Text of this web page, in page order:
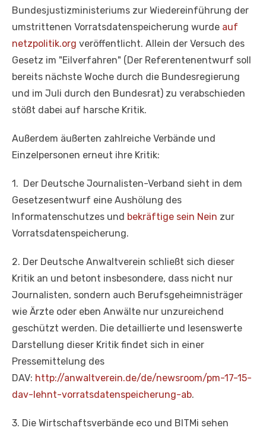
Bundesjustizministeriums zur Wiedereinführung der
umstrittenen Vorratsdatenspeicherung wurde auf
netzpolitik.org veröffentlicht. Allein der Versuch des
Gesetz im "Eilverfahren" (Der Referentenentwurf soll
bereits nächste Woche durch die Bundesregierung
und im Juli durch den Bundesrat) zu verabschieden
stößt dabei auf harsche Kritik.
Außerdem äußerten zahlreiche Verbände und
Einzelpersonen erneut ihre Kritik:
1. Der Deutsche Journalisten-Verband sieht in dem
Gesetzesentwurf eine Aushölung des
Informatenschutzes und bekräftige sein Nein zur
Vorratsdatenspeicherung.
2. Der Deutsche Anwaltverein schließt sich dieser
Kritik an und betont insbesondere, dass nicht nur
Journalisten, sondern auch Berufsgeheimnisträger
wie Ärzte oder eben Anwälte nur unzureichend
geschützt werden. Die detaillierte und lesenswerte
Darstellung dieser Kritik findet sich in einer
Pressemittelung des
DAV: http://anwaltverein.de/de/newsroom/pm-17-15-
dav-lehnt-vorratsdatenspeicherung-ab.
3. Die Wirtschaftsverbände eco und BITMi sehen